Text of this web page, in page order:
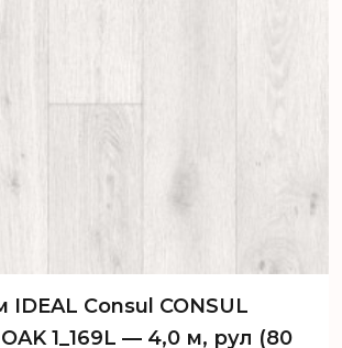
Consul CONSUL
OAK 1_169L — 4,0 м, рул (80